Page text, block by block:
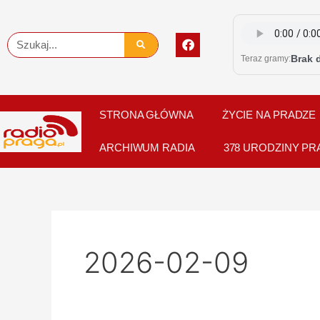
content
Szukaj
F
a
c
o
o
k
Teraz gramy:Brak
STRONA GŁÓWNA ŻYCIE NA PRADZE
ARCHIWUM RADIA 378 URODZINY
2026-02-09